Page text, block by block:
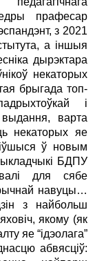
прафесар
з 2021
а іншыя
дырэктара
некаторых
брыгада топ-
і
варта
некаторых яе
ў новым
БДПУ
для сябе
навуцы…
з найбольш
якому (як
яе “ідэолага”
абвясціў: